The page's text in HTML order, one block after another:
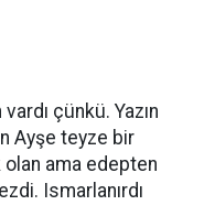
çünkü. Yazın
Ayşe teyze bir
ama edepten
Ismarlanırdı